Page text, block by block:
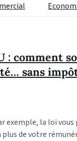
: comment
sans
exemple, la loi
de votre